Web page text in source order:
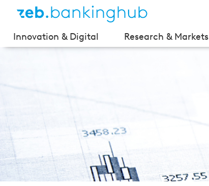
Innovation & Digital Research & Markets